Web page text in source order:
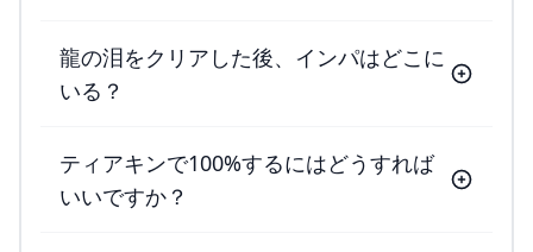
龍の泪をクリアした後、インパはどこに
いる？
ティアキンで100%するにはどうすれば
いいですか？